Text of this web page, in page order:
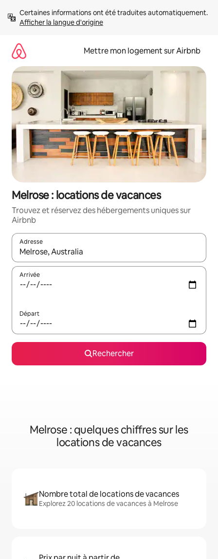
directement
Afficher la langue d'origine
Mettre mon logement sur Airbnb
Melrose : locations de vacances
Trouvez et réservez des hébergements uniques sur
Airbnb
Adresse
Lorsque les résultats s'affichent, utilisez les flèches vers le
Arrivée
Départ
Rechercher
Melrose : quelques chiffres sur les
locations de vacances
Nombre total de locations de vacances
Explorez 20 locations de vacances à Melrose